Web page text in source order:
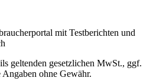
mit Testberichten und
geltenden gesetzlichen MwSt., ggf.
ohne Gewähr.